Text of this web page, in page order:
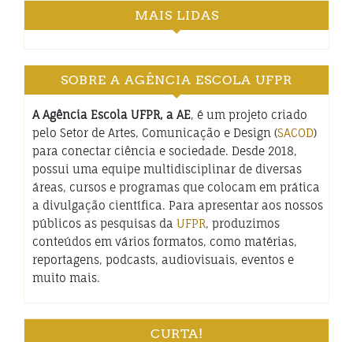
MAIS LIDAS
SOBRE A AGÊNCIA ESCOLA UFPR
A Agência Escola UFPR, a AE, é um projeto criado
pelo Setor de Artes, Comunicação e Design (SACOD)
para conectar ciência e sociedade. Desde 2018,
possui uma equipe multidisciplinar de diversas
áreas, cursos e programas que colocam em prática
a divulgação científica. Para apresentar aos nossos
públicos as pesquisas da UFPR, produzimos
conteúdos em vários formatos, como matérias,
reportagens, podcasts, audiovisuais, eventos e
muito mais.
CURTA!